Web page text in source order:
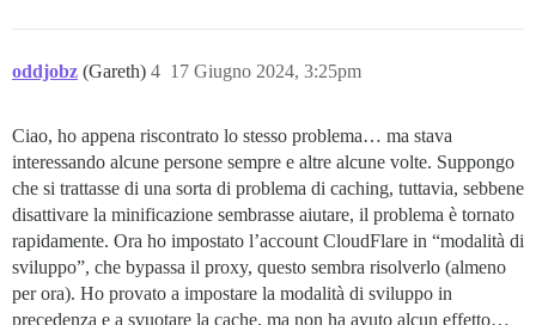
oddjobz (Gareth) 17 Giugno 2024, 3:25pm
4
Ciao, ho appena riscontrato lo stesso problema… ma stava
interessando alcune persone sempre e altre alcune volte. Suppongo
che si trattasse di una sorta di problema di caching, tuttavia, sebbene
disattivare la minificazione sembrasse aiutare, il problema è tornato
rapidamente. Ora ho impostato l’account CloudFlare in “modalità di
sviluppo”, che bypassa il proxy, questo sembra risolverlo (almeno
per ora). Ho provato a impostare la modalità di sviluppo in
precedenza e a svuotare la cache, ma non ha avuto alcun effetto…